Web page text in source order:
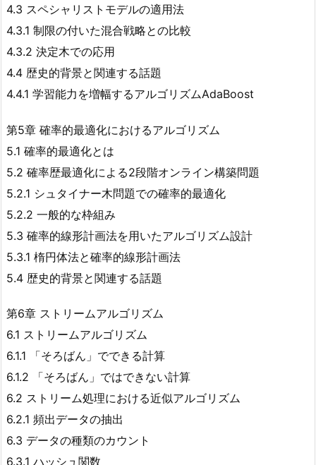
4.3 スペシャリストモデルの適用法
4.3.1 制限の付いた混合戦略との比較
4.3.2 決定木での応用
4.4 歴史的背景と関連する話題
4.4.1 学習能力を増幅するアルゴリズムAdaBoost
第5章 確率的最適化におけるアルゴリズム
5.1 確率的最適化とは
5.2 確率歴最適化による2段階オンライン構築問題
5.2.1 シュタイナー木問題での確率的最適化
5.2.2 一般的な枠組み
5.3 確率的線形計画法を用いたアルゴリズム設計
5.3.1 楕円体法と確率的線形計画法
5.4 歴史的背景と関連する話題
第6章 ストリームアルゴリズム
6.1 ストリームアルゴリズム
6.1.1 「そろばん」でできる計算
6.1.2 「そろばん」ではできない計算
6.2 ストリーム処理における近似アルゴリズム
6.2.1 頻出データの抽出
6.3 データの種類のカウント
6.3.1 ハッシュ関数